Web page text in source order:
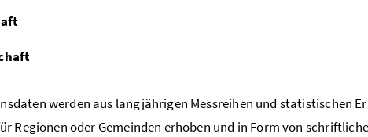
werden aus langjährigen Messreihen und statistischen
Regionen oder Gemeinden erhoben und in Form von